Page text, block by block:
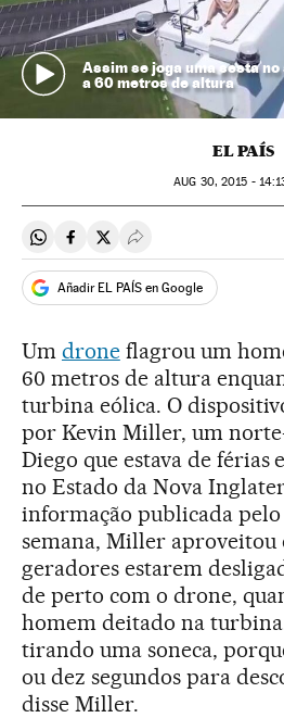
Assim se joga uma sesta
a 60 metros de altura
EL PAÍS
AUG 30, 2015 -
Compartir en Whatsapp
Compartir en Facebook
Compartir en Twitter
Desplegar Redes
Añadir EL PAÍS en Google
Um droneflagrou um
60 metros de altura
turbina eólica. O
por Kevin Miller, um
Diego que estava de férias
no Estado da Nova
informação publicada
semana, Miller aproveitou
geradores estarem
de perto com o drone,
homem deitado na
tirando uma soneca,
ou dez segundos para
disse Miller.